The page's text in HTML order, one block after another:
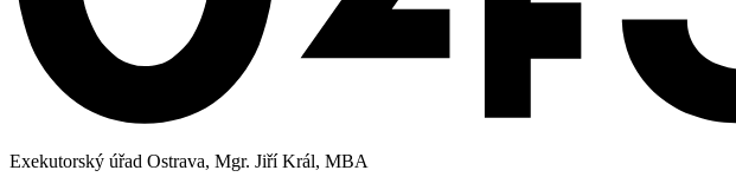
Exekutorský úřad Ostrava, Mgr. Jiří Král, MBA